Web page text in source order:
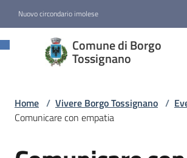
Nuovo circondario imolese
Comune di Borgo
Tossignano
Comune di
Borgo
Home / Vivere Borgo Tossignano /
Comunicare con empatia
Salta al contenuto